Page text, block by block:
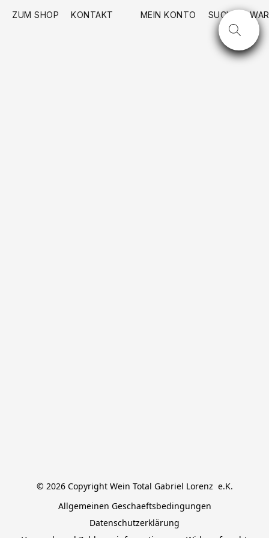
ZUM SHOP KONTAKT MEIN KONTO SUCHE
© 2026 Copyright Wein Total Gabriel Lorenz  e.K.
Allgemeinen Geschaeftsbedingungen
Datenschutzerklärung